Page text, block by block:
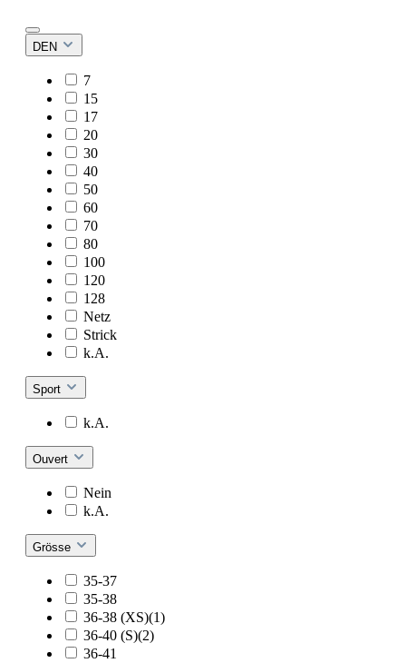
DEN
7
15
17
20
30
40
50
60
70
80
100
120
128
Netz
Strick
k.A.
Sport
k.A.
Ouvert
Nein
k.A.
Grösse
35-37
35-38
36-38 (XS)(1)
36-40 (S)(2)
36-41